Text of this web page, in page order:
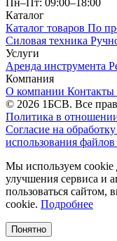
Пн–Пт: 09:00–18:00
Каталог
Каталог товаров По
Силовая техника
Услуги
Аренда инструмента
Компания
О компании Контакты
© 2026 1БСВ. Все
Политика в
Согласие на
использования
Мы используем cookie
улучшения сервиса и
пользоваться сайтом,
cookie. Подробнее
Понятно